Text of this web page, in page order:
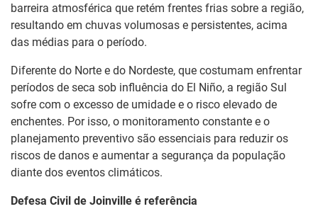
barreira atmosférica que retém frentes frias sobre a região,
resultando em chuvas volumosas e persistentes, acima
das médias para o período.
Diferente do Norte e do Nordeste, que costumam enfrentar
períodos de seca sob influência do El Niño, a região Sul
sofre com o excesso de umidade e o risco elevado de
enchentes. Por isso, o monitoramento constante e o
planejamento preventivo são essenciais para reduzir os
riscos de danos e aumentar a segurança da população
diante dos eventos climáticos.
Defesa Civil de Joinville é referência